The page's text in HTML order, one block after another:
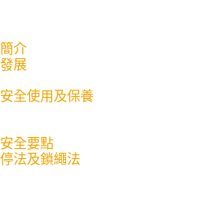
介
展
全使用及保養
全要點
法及鎖繩法